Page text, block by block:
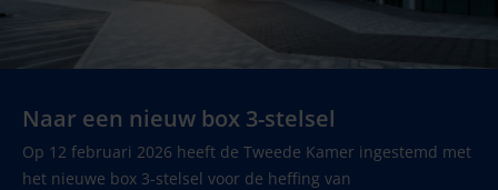
Naar een nieuw box 3-stelsel
Op 12 februari 2026 heeft de Tweede Kamer ingestemd met
het nieuwe box 3-stelsel voor de heffing van